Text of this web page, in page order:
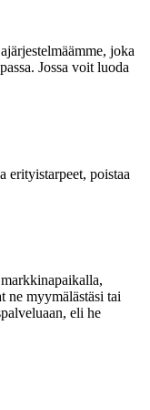
joka
Jossa voit luoda
erityistarpeet, poistaa
ne myymälästäsi tai
eli he